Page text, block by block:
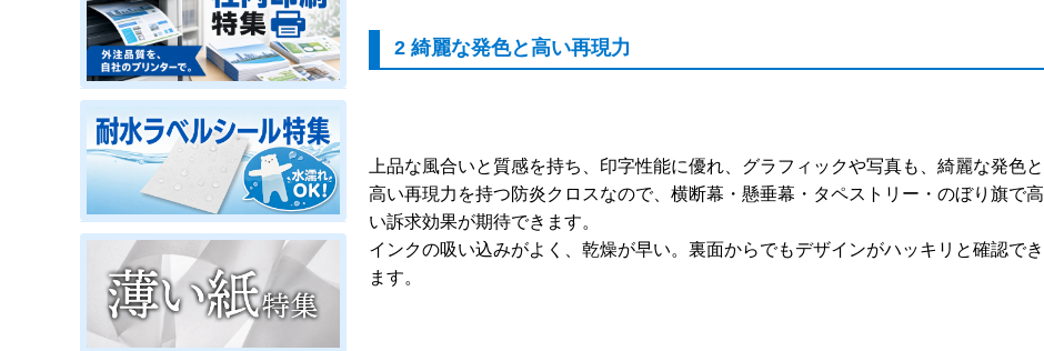
2 綺麗な発色と高い再現力
上品な風合いと質感を持ち、印字性能に優れ、グラフィックや写真も、綺麗な発色と
高い再現力を持つ防炎クロスなので、横断幕・懸垂幕・タペストリー・のぼり旗で高
い訴求効果が期待できます。
インクの吸い込みがよく、乾燥が早い。裏面からでもデザインがハッキリと確認でき
ます。